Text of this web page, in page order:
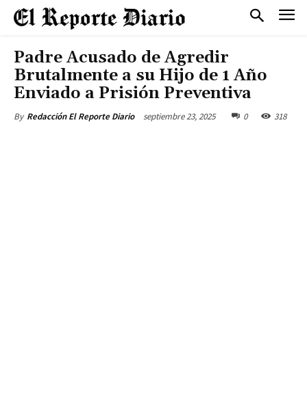
Padre Acusado de Agredir
Brutalmente a su Hijo de 1 Año
Enviado a Prisión Preventiva
By Redacción El Reporte Diario septiembre 23, 2025 0 318